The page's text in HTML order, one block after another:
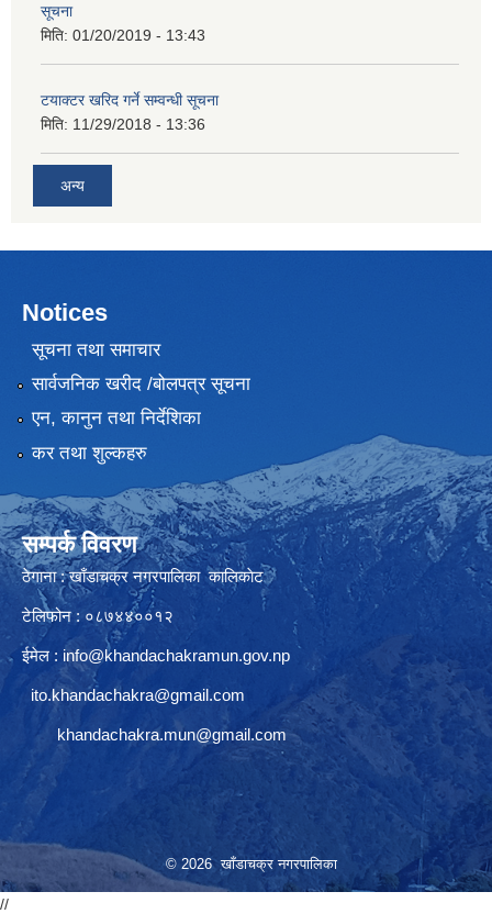
सूचना
मिति: 01/20/2019 - 13:43
टयाक्टर खरिद गर्ने सम्वन्धी सूचना
मिति: 11/29/2018 - 13:36
अन्य
Notices
सूचना तथा समाचार
सार्वजनिक खरीद /बोलपत्र सूचना
एन, कानुन तथा निर्देशिका
कर तथा शुल्कहरु
सम्पर्क विवरण
ठेगाना : खाँडाचक्र नगरपालिका कालिकाेट
टेलिफोन : ०८७४४००१२
ईमेल : info@khandachakramun.gov.np
ito.khandachakra@gmail.com
khandachakra.mun@gmail.com
© 2026 खाँडाचक्र नगरपालिका
//